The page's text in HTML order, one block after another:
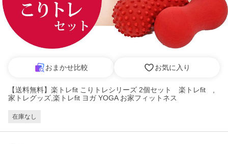
おまかせ比較 お気に入り
【送料無料】楽トレfit こりトレシリーズ 2個セット 楽トレfit ,
家トレグッズ,楽トレfit ヨガ YOGA お家フィットネス
在庫なし